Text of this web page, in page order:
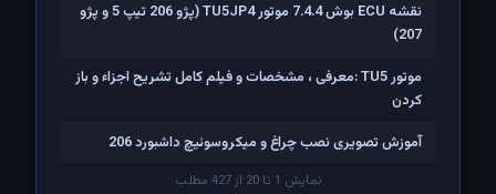
نقشه ECU بوش 7.4.4 موتور TU5JP4 (پژو 206 تیپ 5 و پژو
207)
موتور TU5 :معرفی ، مشخصات و فیلم کامل تشریح اجزاء و باز
کردن
آموزش تصویری نصب چراغ و میکروسوئیچ داشبورد 206
نمایش 1 تا 20 از 427 مطلب